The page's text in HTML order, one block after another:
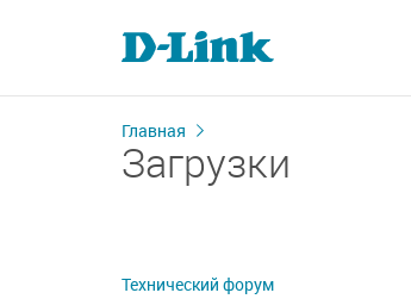
Главная
Загрузки
Технический форум